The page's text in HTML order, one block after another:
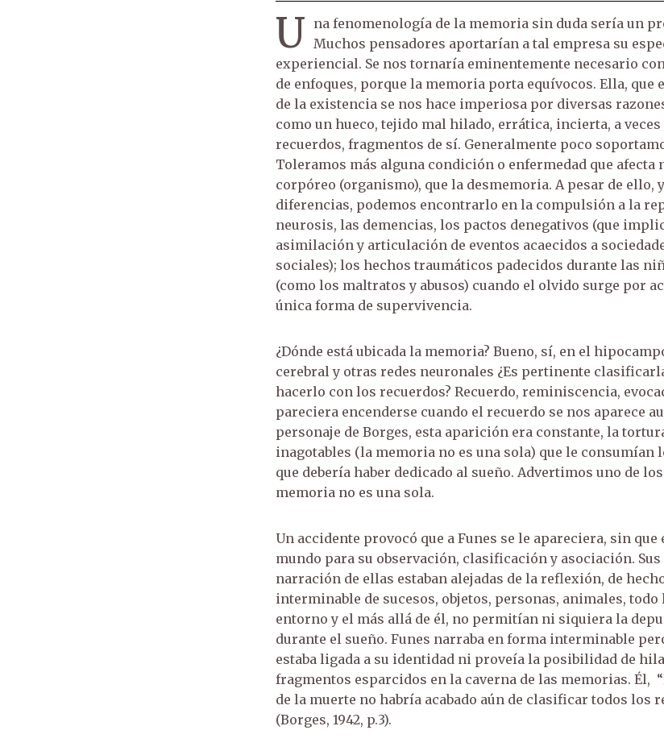
U na fenomenología de la memoria sin duda sería un
Muchos pensadores aportarían a tal empresa su
experiencial. Se nos tornaría eminentemente necesario
de enfoques, porque la memoria porta equívocos. Ella, que en
de la existencia se nos hace imperiosa por diversas
como un hueco, tejido mal hilado, errática, incierta, a veces
recuerdos, fragmentos de sí. Generalmente poco
Toleramos más alguna condición o enfermedad que afecta
corpóreo (organismo), que la desmemoria. A pesar de ello,
diferencias, podemos encontrarlo en la compulsión a la repetición de las
neurosis, las demencias, los pactos denegativos (que
asimilación y articulación de eventos acaecidos a
sociales); los hechos traumáticos padecidos durante las
(como los maltratos y abusos) cuando el olvido surge por
única forma de supervivencia.
¿Dónde está ubicada la memoria? Bueno, sí, en el
cerebral y otras redes neuronales ¿Es pertinente
hacerlo con los recuerdos? Recuerdo, reminiscencia,
pareciera encenderse cuando el recuerdo se nos aparece
personaje de Borges, esta aparición era constante, la
inagotables (la memoria no es una sola) que le consumían
que debería haber dedicado al sueño. Advertimos uno de
memoria no es una sola.
Un accidente provocó que a Funes se le apareciera, sin
mundo para su observación, clasificación y asociación.
narración de ellas estaban alejadas de la reflexión, de
interminable de sucesos, objetos, personas, animales, todo
entorno y el más allá de él, no permitían ni siquiera la
durante el sueño. Funes narraba en forma interminable
estaba ligada a su identidad ni proveía la posibilidad de
fragmentos esparcidos en la caverna de las memorias. Él,
de la muerte no habría acabado aún de clasificar todos los
(Borges, 1942, p.3).